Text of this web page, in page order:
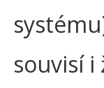
souvisí